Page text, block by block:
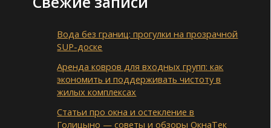
Вода без границ: прогулки на прозрачной
SUP-доске
Аренда ковров для входных групп: как
экономить и поддерживать чистоту в
жилых комплексах
Статьи про окна и остекление в
Голицыно — советы и обзоры ОкнаТек